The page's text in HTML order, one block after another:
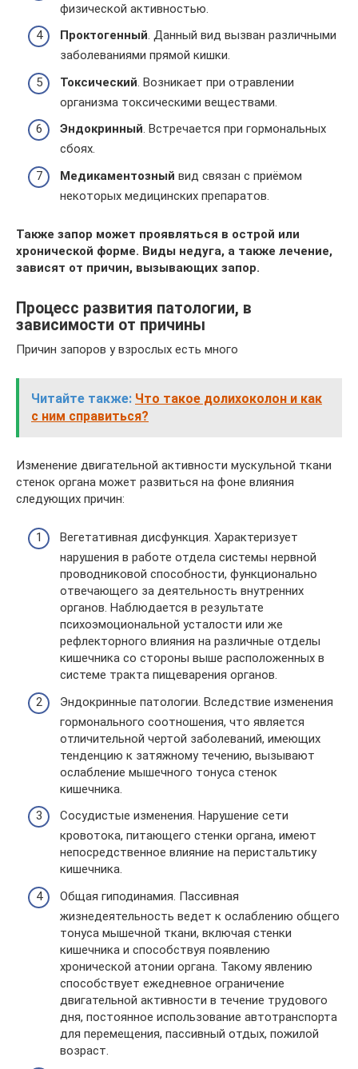
физической активностью.
Проктогенный. Данный вид вызван различными
заболеваниями прямой кишки.
Токсический . Возникает при отравлении
организма токсическими веществами.
Эндокринный. Встречается при гормональных
сбоях.
Медикаментозный вид связан с приёмом
некоторых медицинских препаратов.
Также запор может проявляться в острой или
хронической форме. Виды недуга, а также лечение,
зависят от причин, вызывающих запор.
Процесс развития патологии, в
зависимости от причины
Причин запоров у взрослых есть много
Читайте также: Что такое долихоколон и как
с ним справиться?
Изменение двигательной активности мускульной ткани
стенок органа может развиться на фоне влияния
следующих причин:
Вегетативная дисфункция. Характеризует
нарушения в работе отдела системы нервной
проводниковой способности, функционально
отвечающего за деятельность внутренних
органов. Наблюдается в результате
психоэмоциональной усталости или же
рефлекторного влияния на различные отделы
кишечника со стороны выше расположенных в
системе тракта пищеварения органов.
Эндокринные патологии. Вследствие изменения
гормонального соотношения, что является
отличительной чертой заболеваний, имеющих
тенденцию к затяжному течению, вызывают
ослабление мышечного тонуса стенок
кишечника.
Сосудистые изменения. Нарушение сети
кровотока, питающего стенки органа, имеют
непосредственное влияние на перистальтику
кишечника.
Общая гиподинамия. Пассивная
жизнедеятельность ведет к ослаблению общего
тонуса мышечной ткани, включая стенки
кишечника и способствуя появлению
хронической атонии органа. Такому явлению
способствует ежедневное ограничение
двигательной активности в течение трудового
дня, постоянное использование автотранспорта
для перемещения, пассивный отдых, пожилой
возраст.